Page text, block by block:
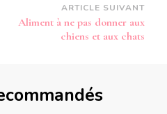
ARTICLE SUIVANT
Aliment à ne pas donner aux
chiens et aux chats